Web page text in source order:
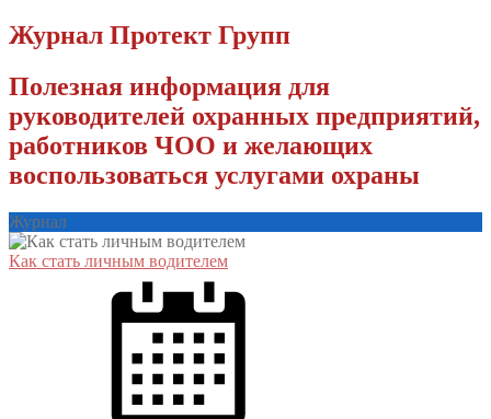
Журнал Протект Групп
Полезная информация для
руководителей охранных предприятий,
работников ЧОО и желающих
воспользоваться услугами охраны
Журнал
Как стать личным водителем